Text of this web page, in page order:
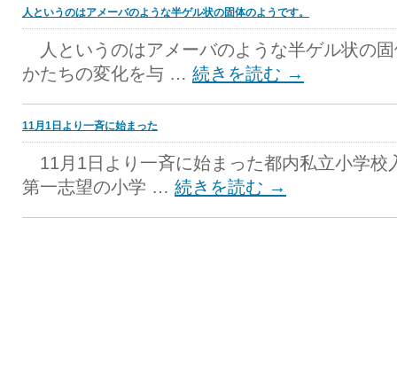
人というのはアメーバのような半ゲル状の固体のようです。
人というのはアメーバのような半ゲル状の
かたちの変化を与 … 続きを読む →
11月1日より一斉に始まった
11月1日より一斉に始まった都内私立小学校
第一志望の小学 … 続きを読む →